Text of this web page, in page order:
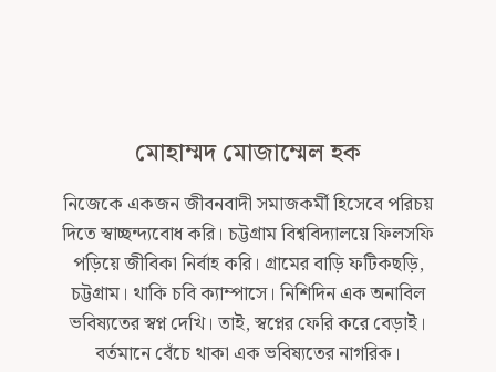
মোহাম্মদ মোজাম্মেল হক
নিজেকে একজন জীবনবাদী সমাজকর্মী হিসেবে পরিচয়
দিতে স্বাচ্ছন্দ্যবোধ করি। চট্টগ্রাম বিশ্ববিদ্যালয়ে ফিলসফি
পড়িয়ে জীবিকা নির্বাহ করি। গ্রামের বাড়ি ফটিকছড়ি,
চট্টগ্রাম। থাকি চবি ক্যাম্পাসে। নিশিদিন এক অনাবিল
ভবিষ্যতের স্বপ্ন দেখি। তাই, স্বপ্নের ফেরি করে বেড়াই।
বর্তমানে বেঁচে থাকা এক ভবিষ্যতের নাগরিক।